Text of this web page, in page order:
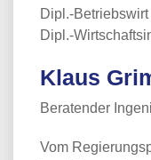
Dipl.-
Dipl.-
Klaus
Beratender
Vom